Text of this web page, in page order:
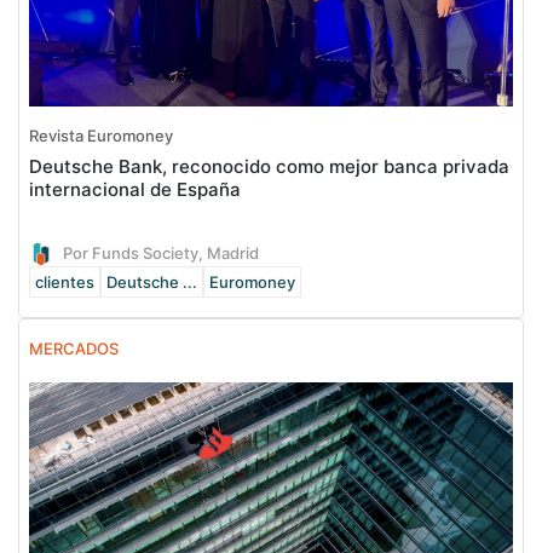
Revista Euromoney
Deutsche Bank, reconocido como mejor banca privada
internacional de España
Por Funds Society, Madrid
clientes
Deutsche ... Euromoney
MERCADOS